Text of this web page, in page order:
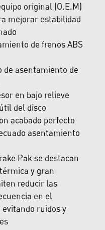
original (O.E.M)
mejorar estabilidad
de frenos ABS
de asentamiento de
en bajo relieve
del disco
acabado perfecto
asentamiento
Pak se destacan
y gran
reducir las
en el
ruidos y